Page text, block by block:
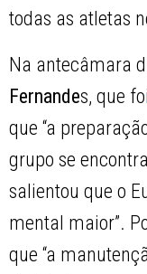
todas as atletas
Na antecâmara
Fernandes, que foi
que “a
grupo se
salientou que o
mental maior”.
que “a